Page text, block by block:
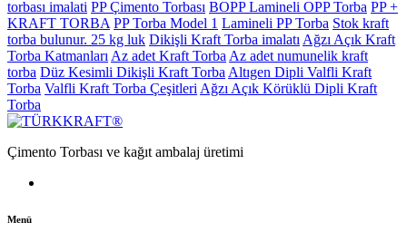
torbası imalati PP Çimento Torbası BOPP Lamineli OPP Torba PP +
KRAFT TORBA PP Torba Model 1 Lamineli PP Torba Stok kraft
torba bulunur. 25 kg luk Dikişli Kraft Torba imalatı Ağzı Açık Kraft
Torba Katmanları Az adet Kraft Torba Az adet numunelik kraft
torba Düz Kesimli Dikişli Kraft Torba Altıgen Dipli Valfli Kraft
Torba Valfli Kraft Torba Çeşitleri Ağzı Açık Körüklü Dipli Kraft
Torba
Çimento Torbası ve kağıt ambalaj üretimi
Menü